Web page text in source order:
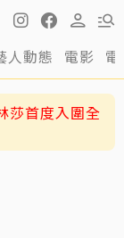
人動態 電影